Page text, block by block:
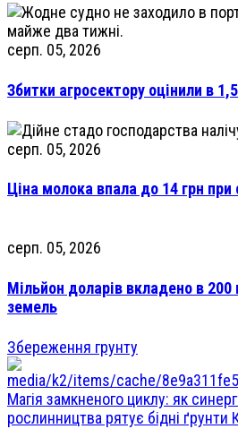
серп. 05, 2026
Збитки агросектору оцінили в
серп. 05, 2026
Ціна молока впала до 14 грн при
серп. 05, 2026
Мільйон доларів вкладено в 200
земель
Збереження грунту
Магія замкненого циклу: як
рослинництва рятує бідні ґрунти